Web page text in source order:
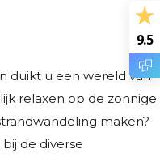
duikt u een wereld van
relaxen op de zonnige
maken?
de diverse
9.5